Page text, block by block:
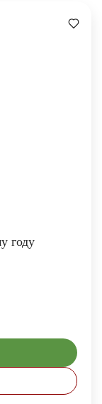
году